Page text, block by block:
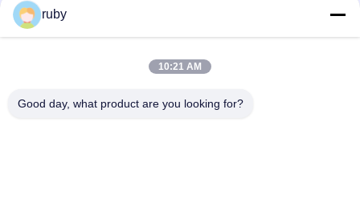
ruby
10:21 AM
Good day, what product are you looking for?